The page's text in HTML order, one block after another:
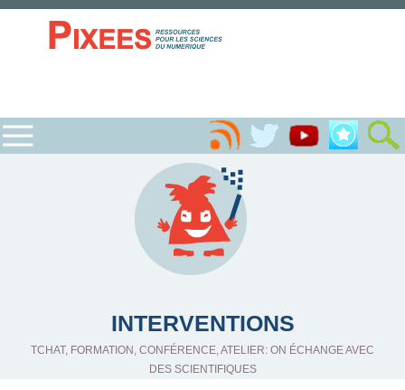
INTERVENTIONS
TCHAT, FORMATION, CONFÉRENCE, ATELIER: ON ÉCHANGE AVEC
DES SCIENTIFIQUES